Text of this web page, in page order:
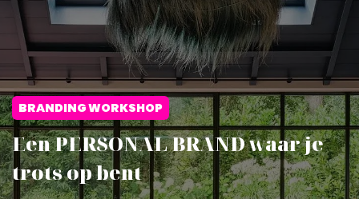
BRANDING WORKSHOP
Een PERSONAL BRAND waar je
trots op bent